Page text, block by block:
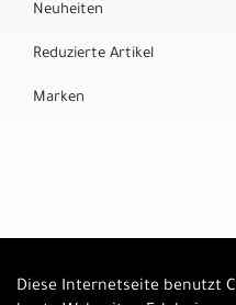
Neuheiten
Reduzierte Artikel
Marken
Diese Internetseite benutzt